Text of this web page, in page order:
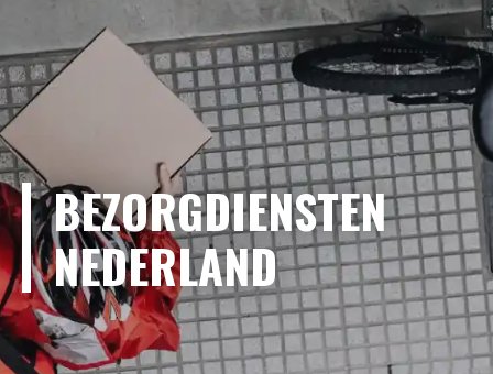
BEZORGDIENSTEN
NEDERLAND